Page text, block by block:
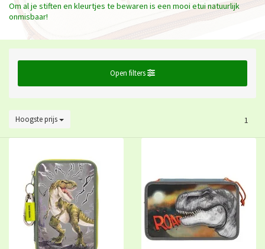
Om al je stiften en kleurtjes te bewaren is een mooi etui natuurlijk
onmisbaar!
Open filters
Hoogste prijs 1